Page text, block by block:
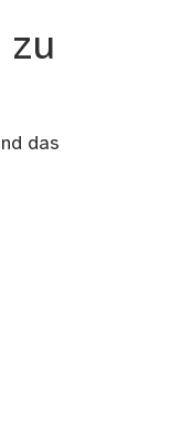
zu
das